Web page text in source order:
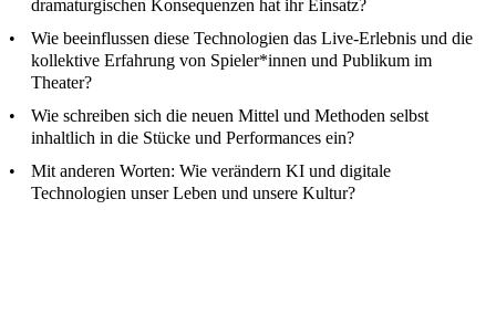
dramaturgischen Konsequenzen hat ihr Einsatz?
Wie beeinflussen diese Technologien das Live-Erlebnis und die
kollektive Erfahrung von Spieler*innen und Publikum im
Theater?
Wie schreiben sich die neuen Mittel und Methoden selbst
inhaltlich in die Stücke und Performances ein?
Mit anderen Worten: Wie verändern KI und digitale
Technologien unser Leben und unsere Kultur?